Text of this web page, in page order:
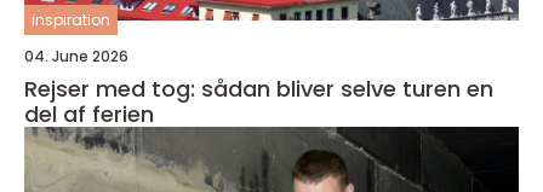
inspiration
04. June 2026
Rejser med tog: sådan bliver selve turen en
del af ferien